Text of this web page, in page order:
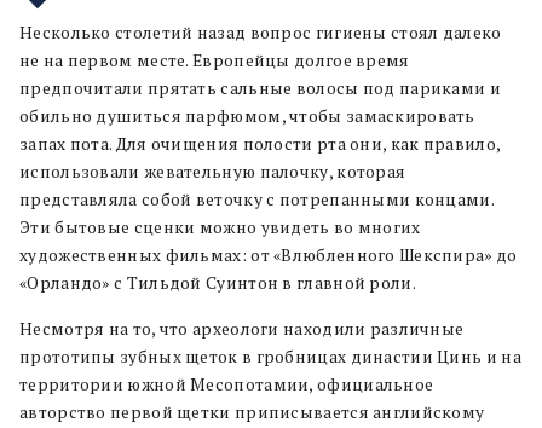
Несколько столетий назад вопрос гигиены стоял далеко
не на первом месте. Европейцы долгое время
предпочитали прятать сальные волосы под париками и
обильно душиться парфюмом, чтобы замаскировать
запах пота. Для очищения полости рта они, как правило,
использовали жевательную палочку, которая
представляла собой веточку с потрепанными концами.
Эти бытовые сценки можно увидеть во многих
художественных фильмах: от «Влюбленного Шекспира» до
«Орландо» с Тильдой Суинтон в главной роли.
Несмотря на то, что археологи находили различные
прототипы зубных щеток в гробницах династии Цинь и на
территории южной Месопотамии, официальное
авторство первой щетки приписывается английскому